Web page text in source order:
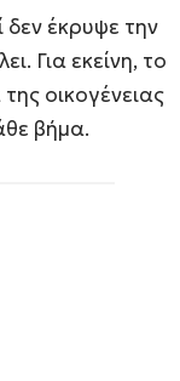
έκρυψε την
Για εκείνη, το
οικογένειας
βήμα.